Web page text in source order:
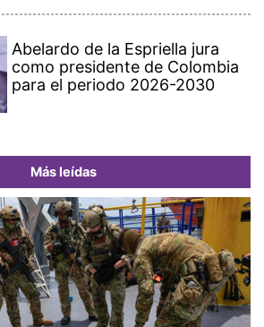
Abelardo de la Espriella jura
como presidente de Colombia
para el periodo 2026-2030
Más leídas